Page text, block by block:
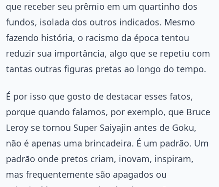
que receber seu prêmio em um quartinho dos
fundos, isolada dos outros indicados. Mesmo
fazendo história, o racismo da época tentou
reduzir sua importância, algo que se repetiu com
tantas outras figuras pretas ao longo do tempo.
É por isso que gosto de destacar esses fatos,
porque quando falamos, por exemplo, que Bruce
Leroy se tornou Super Saiyajin antes de Goku,
não é apenas uma brincadeira. É um padrão. Um
padrão onde pretos criam, inovam, inspiram,
mas frequentemente são apagados ou